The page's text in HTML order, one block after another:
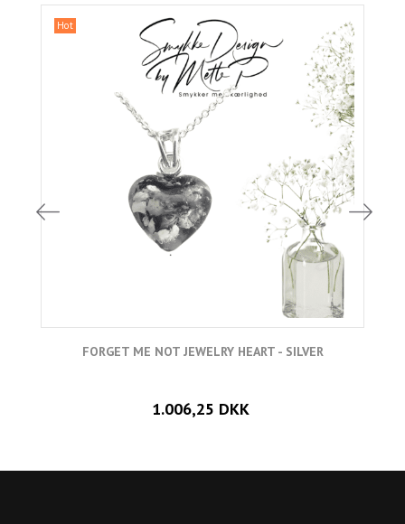
Hot
FORGET ME NOT JEWELRY HEART - SILVER
1.006,25 DKK